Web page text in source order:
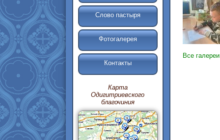
Слово пастыря
Фотогалерея
Контакты
Карта
Одигитриевского
благочиния
Все